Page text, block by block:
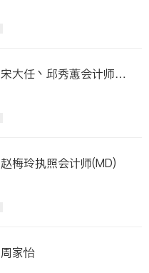
宋大任丶邱秀蕙会计师事
赵梅玲执照会计师(MD)
周家怡